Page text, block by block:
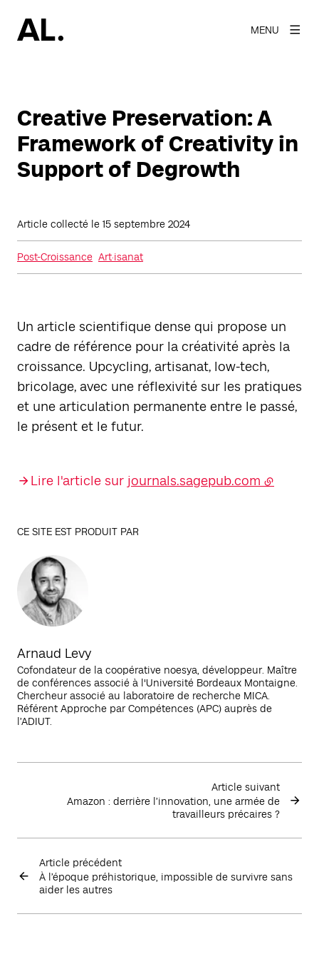
MENU
Creative Preservation: A
Framework of Creativity in
Support of Degrowth
Article collecté le 15 septembre 2024
Post-Croissance Art·isanat
Un article scientifique dense qui propose un
cadre de référence pour la créativité après la
croissance. Upcycling, artisanat, low-tech,
bricolage, avec une réflexivité sur les pratiques
et une articulation permanente entre le passé,
le présent et le futur.
Lire l'article sur journals.sagepub.com
CE SITE EST PRODUIT PAR
Arnaud Levy
Cofondateur de la coopérative noesya, développeur. Maître
de conférences associé à l'Université Bordeaux Montaigne.
Chercheur associé au laboratoire de recherche MICA.
Référent Approche par Compétences (APC) auprès de
l’ADIUT.
Article précédent
À l’époque préhistorique, impossible de survivre sans
aider les autres
Article suivant
Amazon : derrière l’innovation, une armée de
travailleurs précaires ?